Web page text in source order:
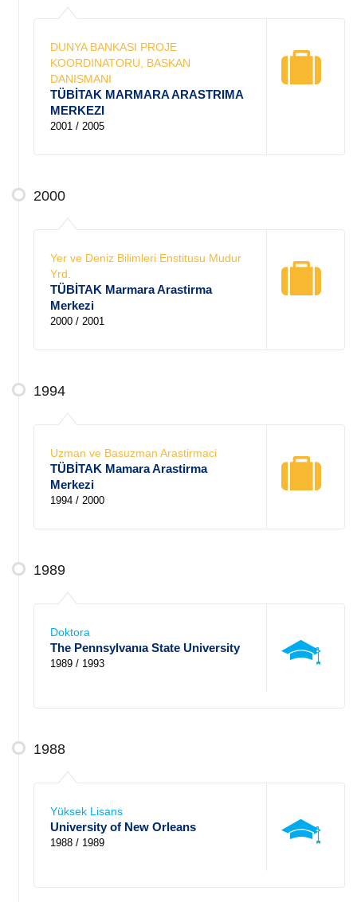
DUNYA BANKASI PROJE
KOORDINATORU, BASKAN
DANISMANI
TÜBİTAK MARMARA ARASTRIMA
MERKEZI
2001 / 2005
2000
Yer ve Deniz Bilimleri Enstitusu Mudur
Yrd.
TÜBİTAK Marmara Arastirma
Merkezi
2000 / 2001
1994
Uzman ve Basuzman Arastirmaci
TÜBİTAK Mamara Arastirma
Merkezi
1994 / 2000
1989
Doktora
The Pennsylvanıa State University
1989 / 1993
1988
Yüksek Lisans
University of New Orleans
1988 / 1989